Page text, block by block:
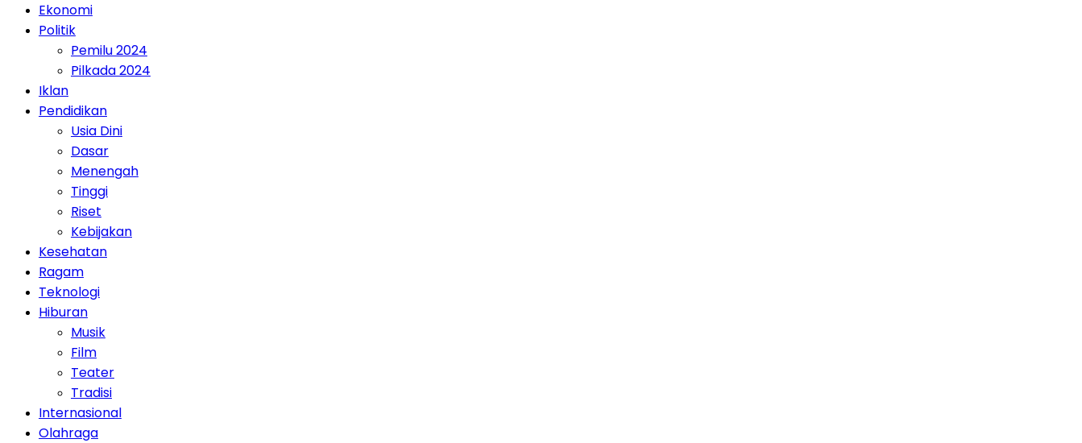
Ekonomi
Politik
Pemilu 2024
Pilkada 2024
Iklan
Pendidikan
Usia Dini
Dasar
Menengah
Tinggi
Riset
Kebijakan
Kesehatan
Ragam
Teknologi
Hiburan
Musik
Film
Teater
Tradisi
Internasional
Olahraga